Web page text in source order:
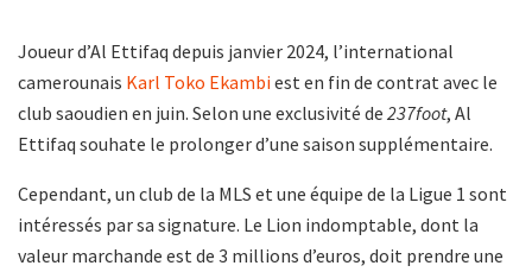
Joueur d’Al Ettifaq depuis janvier 2024, l’international
camerounais Karl Toko Ekambiest en fin de contrat avec le
club saoudien en juin. Selon une exclusivité de 237foot, Al
Ettifaq souhate le prolonger d’une saison supplémentaire.
Cependant, un club de la MLS et une équipe de la Ligue 1 sont
intéressés par sa signature. Le Lion indomptable, dont la
valeur marchande est de 3 millions d’euros, doit prendre une